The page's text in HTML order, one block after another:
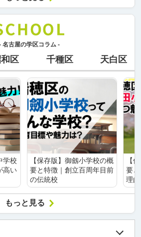
名古屋の学区コラム -
和区 千種区 天白区
学校
高い
【保存版】御劔小学校の概
要と特徴｜創立百周年目前
の伝統校
【
要
理
もっと見る